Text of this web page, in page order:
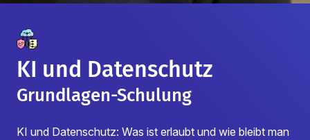
KI und Datenschutz
Grundlagen-Schulung
KI und Datenschutz: Was ist erlaubt und wie bleibt man